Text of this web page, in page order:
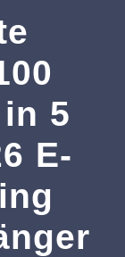
5
E-